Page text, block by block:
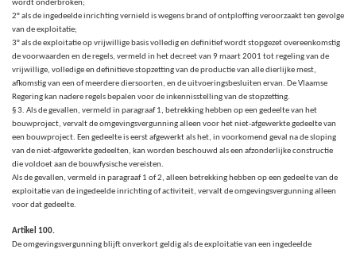
wordt onderbroken;
2° als de ingedeelde inrichting vernield is wegens brand of ontploffing veroorzaakt ten gevolge
van de exploitatie;
3° als de exploitatie op vrijwillige basis volledig en definitief wordt stopgezet overeenkomstig
de voorwaarden en de regels, vermeld in het decreet van 9 maart 2001 tot regeling van de
vrijwillige, volledige en definitieve stopzetting van de productie van alle dierlijke mest,
afkomstig van een of meerdere diersoorten, en de uitvoeringsbesluiten ervan. De Vlaamse
Regering kan nadere regels bepalen voor de inkennisstelling van de stopzetting.
§ 3. Als de gevallen, vermeld in paragraaf 1, betrekking hebben op een gedeelte van het
bouwproject, vervalt de omgevingsvergunning alleen voor het niet-afgewerkte gedeelte van
een bouwproject. Een gedeelte is eerst afgewerkt als het, in voorkomend geval na de sloping
van de niet-afgewerkte gedeelten, kan worden beschouwd als een afzonderlijke constructie
die voldoet aan de bouwfysische vereisten.
Als de gevallen, vermeld in paragraaf 1 of 2, alleen betrekking hebben op een gedeelte van de
exploitatie van de ingedeelde inrichting of activiteit, vervalt de omgevingsvergunning alleen
voor dat gedeelte.
Artikel 100.
De omgevingsvergunning blijft onverkort geldig als de exploitatie van een ingedeelde